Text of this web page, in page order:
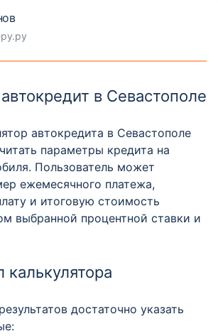
в Севастополе
автокредита в Севастополе
параметры кредита на
Пользователь может
ежемесячного платежа,
и итоговую стоимость
выбранной процентной ставки и
достаточно указать